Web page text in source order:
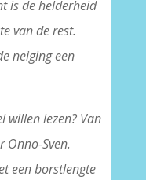
is de helderheid
van de rest.
neiging een
willen lezen? Van
Onno-Sven.
een borstlengte